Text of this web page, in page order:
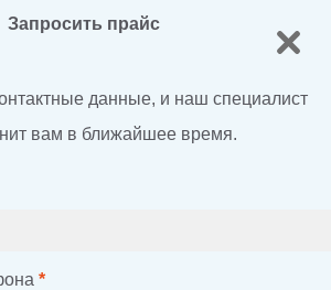
Запросить прайс
данные, и наш специалист
вам в ближайшее время.
*